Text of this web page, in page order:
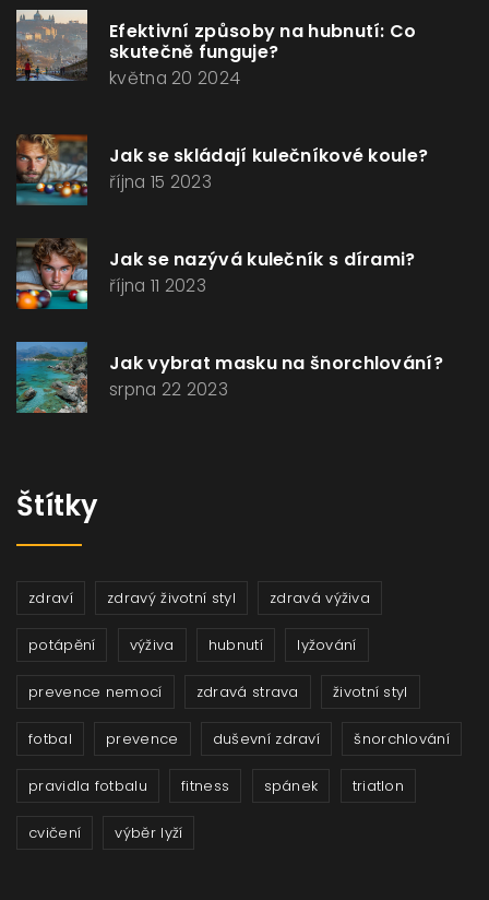
Efektivní způsoby na hubnutí: Co
skutečně funguje?
května 20 2024
Jak se skládají kulečníkové koule?
října 15 2023
Jak se nazývá kulečník s dírami?
října 11 2023
Jak vybrat masku na šnorchlování?
srpna 22 2023
Štítky
zdraví zdravý životní styl zdravá výživa
potápění výživa hubnutí lyžování
prevence nemocí zdravá strava životní styl
fotbal prevence duševní zdraví šnorchlování
pravidla fotbalu fitness spánek triatlon
cvičení výběr lyží